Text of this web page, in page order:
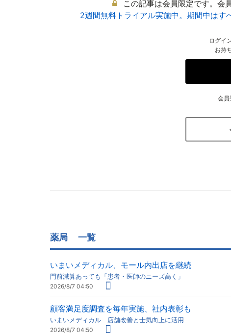
この記事は会員限定です。会
2週間無料トライアル実施中。期間中はす
ログイ
お持
会員
薬局 一覧
いまいメディカル、モール内出店を継続
門前減算あっても「患者・医師のニーズ高く」
2026/8/7 04:50
顧客満足度調査を毎年実施、社内表彰も
いまいメディカル 店舗改善と士気向上に活用
2026/8/7 04:50